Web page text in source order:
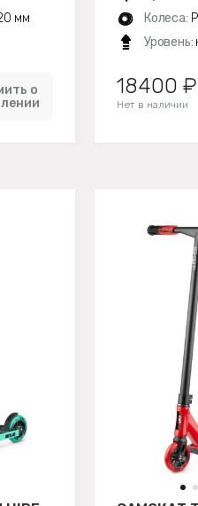
мм
о
Колеса:
Уровень:
18400 ₽
Нет в наличии